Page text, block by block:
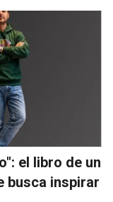
el libro de un
busca inspirar